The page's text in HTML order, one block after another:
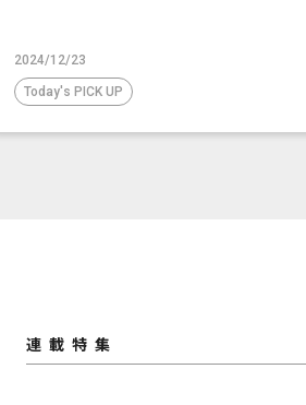
2024/12/23
Today's PICK UP
連載特集